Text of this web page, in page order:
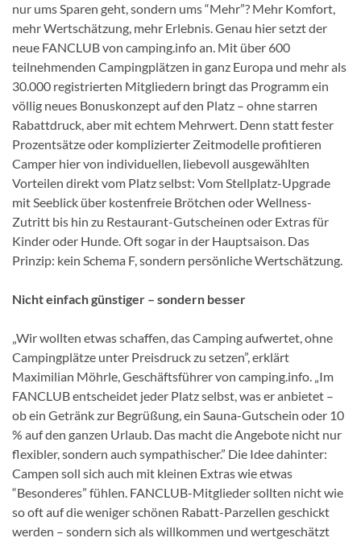
nur ums Sparen geht, sondern ums “Mehr”? Mehr Komfort,
mehr Wertschätzung, mehr Erlebnis. Genau hier setzt der
neue FANCLUB von camping.info an. Mit über 600
teilnehmenden Campingplätzen in ganz Europa und mehr als
30.000 registrierten Mitgliedern bringt das Programm ein
völlig neues Bonuskonzept auf den Platz – ohne starren
Rabattdruck, aber mit echtem Mehrwert. Denn statt fester
Prozentsätze oder komplizierter Zeitmodelle profitieren
Camper hier von individuellen, liebevoll ausgewählten
Vorteilen direkt vom Platz selbst: Vom Stellplatz-Upgrade
mit Seeblick über kostenfreie Brötchen oder Wellness-
Zutritt bis hin zu Restaurant-Gutscheinen oder Extras für
Kinder oder Hunde. Oft sogar in der Hauptsaison. Das
Prinzip: kein Schema F, sondern persönliche Wertschätzung.
Nicht einfach günstiger – sondern besser
„Wir wollten etwas schaffen, das Camping aufwertet, ohne
Campingplätze unter Preisdruck zu setzen”, erklärt
Maximilian Möhrle, Geschäftsführer von camping.info. „Im
FANCLUB entscheidet jeder Platz selbst, was er anbietet –
ob ein Getränk zur Begrüßung, ein Sauna-Gutschein oder 10
% auf den ganzen Urlaub. Das macht die Angebote nicht nur
flexibler, sondern auch sympathischer.” Die Idee dahinter:
Campen soll sich auch mit kleinen Extras wie etwas
“Besonderes” fühlen. FANCLUB-Mitglieder sollten nicht wie
so oft auf die weniger schönen Rabatt-Parzellen geschickt
werden – sondern sich als willkommen und wertgeschätzt